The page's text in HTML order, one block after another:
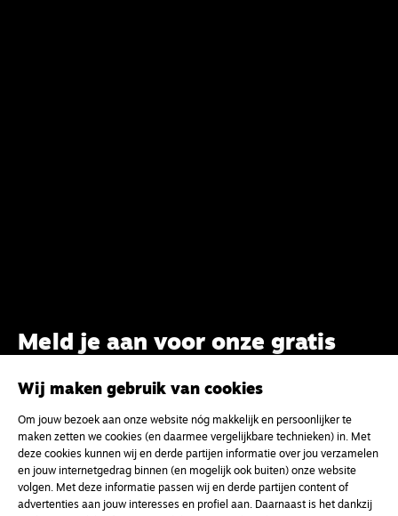
Meld je aan voor onze gratis
uw e-mailadres
Wij maken gebruik van cookies
Om jouw bezoek aan onze website nóg makkelijk en persoonlijker te
maken zetten we cookies (en daarmee vergelijkbare technieken) in. Met
deze cookies kunnen wij en derde partijen informatie over jou verzamelen
en jouw internetgedrag binnen (en mogelijk ook buiten) onze website
volgen. Met deze informatie passen wij en derde partijen content of
advertenties aan jouw interesses en profiel aan. Daarnaast is het dankzij